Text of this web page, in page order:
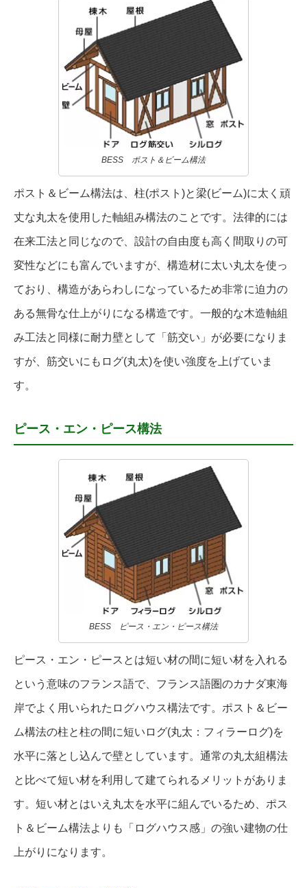
BESS ポスト＆ビーム構法
ポスト＆ビーム構法は、柱(ポスト)と梁(ビーム)に太く頑
丈な丸太を使用した軸組み構法のことです。法律的には
在来工法と同じなので、設計の自由度も高く間取りの可
変性などにも富んでいますが、構造材に太い丸太を使っ
ており、構造があらわしになっているため非常に迫力の
ある無骨な仕上がりになる構造です。一般的な木造軸組
み工法と同様に耐力壁として「筋交い」が必要になりま
すが、筋交いにもログ(丸太)を使い強度を上げていま
す。
ピース・エン・ピース構法
BESS ピース・エン・ピース構法
ピース・エン・ピースとは短い材の間に短い材を入れる
という意味のフランス語で、フランス語圏のカナダ東海
岸でよく用いられたログハウス構法です。ポスト＆ビー
ム構法の柱と柱の間に短いログ(丸太：フィラーログ)を
水平に落とし込んで壁としています。通常の丸太組構法
と比べて短い材を利用して建てられるメリットがありま
す。短い材とはいえ丸太を水平に組んでいるため、ポス
ト＆ビーム構法よりも「ログハウス感」の強い建物の仕
上がりになります。